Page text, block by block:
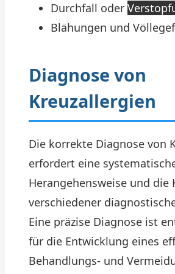
Durchfall oder
Blähungen und
Diagnose von
Kreuzallergien
Die korrekte Diagnose von
erfordert eine
Herangehensweise und die
verschiedener
Eine präzise Diagnose ist
für die Entwicklung eines
Behandlungs- und